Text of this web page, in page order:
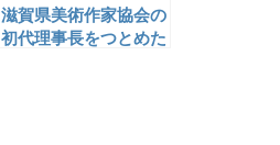
滋賀県美術作家協会の
初代理事長をつとめた